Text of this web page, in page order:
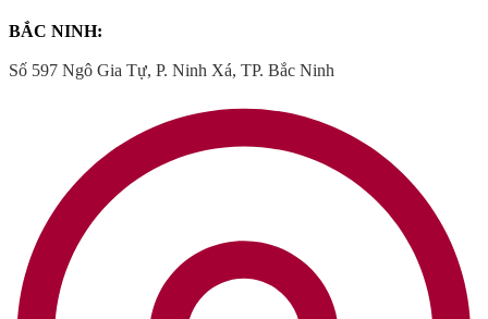
BẮC NINH:
Số 597 Ngô Gia Tự, P. Ninh Xá, TP. Bắc Ninh